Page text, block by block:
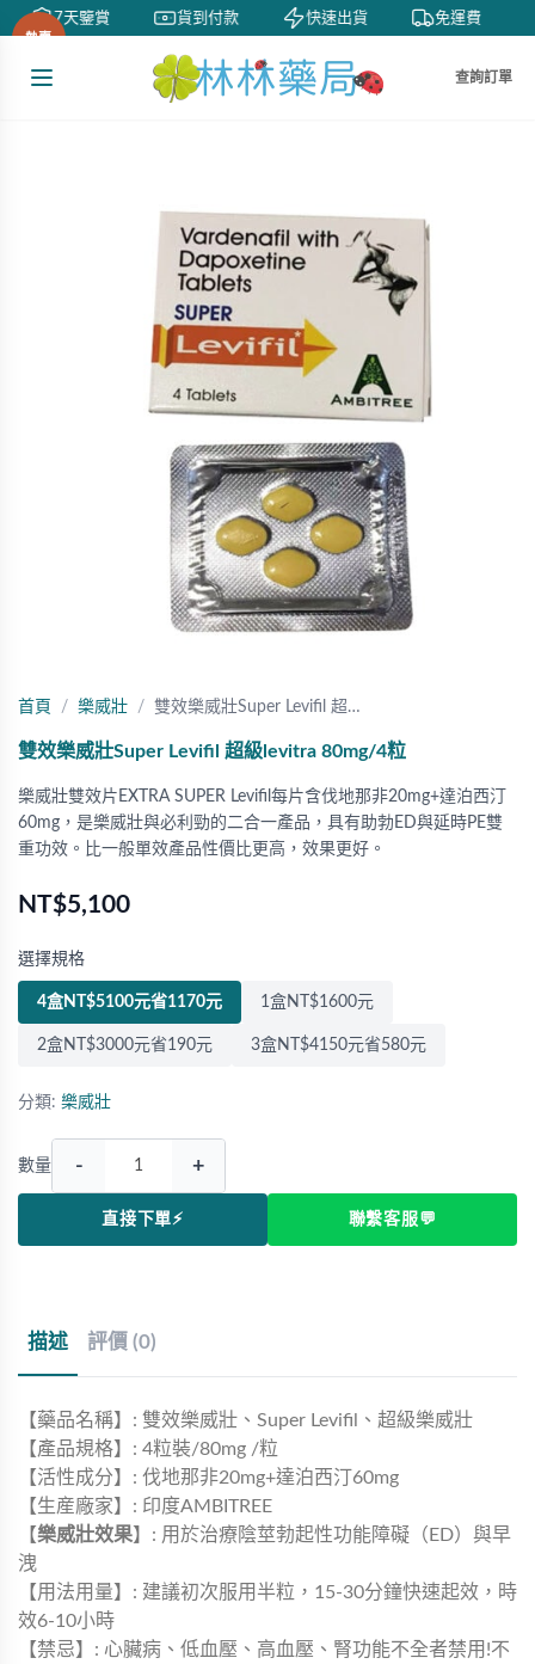
7天鑒賞 貨到付款 快速出貨 免運費
查詢訂單
熱賣
首頁 樂威壯 雙效樂威壯Super Levifil 超…
雙效樂威壯Super Levifil 超級levitra 80mg/4粒
樂威壯雙效片EXTRA SUPER Levifil每片含伐地那非20mg+達泊西汀
60mg，是樂威壯與必利勁的二合一產品，具有助勃ED與延時PE雙
重功效。比一般單效產品性價比更高，效果更好。
NT$5,100
選擇規格
4盒NT$5100元省1170元 1盒NT$1600元
2盒NT$3000元省190元 3盒NT$4150元省580元
分類: 樂威壯
數量 - +
直接下單⚡ 聯繫客服💬
描述 評價 (0)
【藥品名稱】: 雙效樂威壯、Super Levifil、超級樂威壯
【產品規格】: 4粒裝/80mg /粒
【活性成分】: 伐地那非20mg+達泊西汀60mg
【生産廠家】: 印度AMBITREE
【樂威壯效果】: 用於治療陰莖勃起性功能障礙（ED）與早
洩
【用法用量】: 建議初次服用半粒，15-30分鐘快速起效，時
效6-10小時
【禁忌】: 心臟病、低血壓、高血壓、腎功能不全者禁用!不